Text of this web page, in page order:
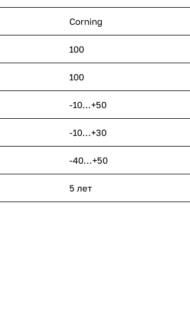
Corning
100
100
-10...+50
-10...+30
-40...+50
5 лет